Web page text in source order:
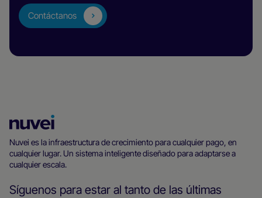
Contáctanos
principal
de
Nuvei
Nuvei es la infraestructura de crecimiento para cualquier pago, en
cualquier lugar. Un sistema inteligente diseñado para adaptarse a
cualquier escala.
Síguenos para estar al tanto de las últimas